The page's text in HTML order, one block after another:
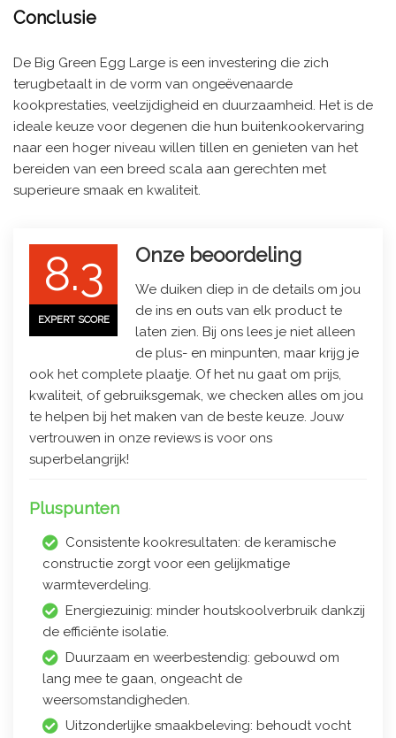
Conclusie
De Big Green Egg Large is een investering die zich
terugbetaalt in de vorm van ongeëvenaarde
kookprestaties, veelzijdigheid en duurzaamheid. Het is de
ideale keuze voor degenen die hun buitenkookervaring
naar een hoger niveau willen tillen en genieten van het
bereiden van een breed scala aan gerechten met
superieure smaak en kwaliteit.
8.3
EXPERT SCORE
Onze beoordeling
We duiken diep in de details om jou
de ins en outs van elk product te
laten zien. Bij ons lees je niet alleen
de plus- en minpunten, maar krijg je
ook het complete plaatje. Of het nu gaat om prijs,
kwaliteit, of gebruiksgemak, we checken alles om jou
te helpen bij het maken van de beste keuze. Jouw
vertrouwen in onze reviews is voor ons
superbelangrijk!
Pluspunten
Consistente kookresultaten: de keramische
constructie zorgt voor een gelijkmatige
warmteverdeling.
Energiezuinig: minder houtskoolverbruik dankzij
de efficiënte isolatie.
Duurzaam en weerbestendig: gebouwd om
lang mee te gaan, ongeacht de
weersomstandigheden.
Uitzonderlijke smaakbeleving: behoudt vocht